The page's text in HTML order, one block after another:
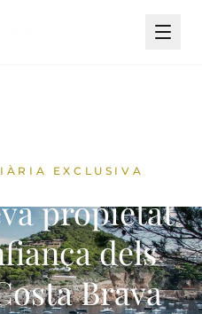
EXCLUSIVA
propietat
dels
Brava